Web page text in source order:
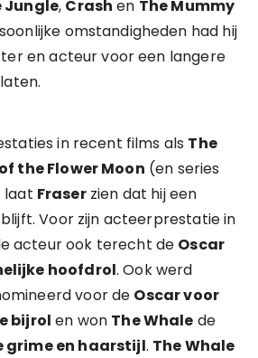
Jungle, Crash en The Mummy
omstandigheden had hij
en acteur voor een langere
in recent films als The
the Flower Moon (en series
laat Fraserzien dat hij een
Voor zijn acteerprestatie in
acteur ook terecht de Oscar
hoofdrol. Ook werd
voor de Oscar voor
bijrol en won The Whale de
grime en haarstijl. The Whale